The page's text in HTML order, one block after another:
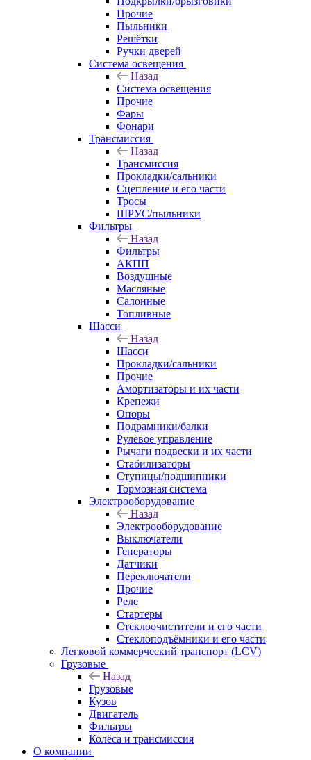
Прочие
Пыльники
Решётки
Ручки дверей
Система освещения
Назад
Система освещения
Прочие
Фары
Фонари
Трансмиссия
Назад
Трансмиссия
Прокладки/сальники
Сцепление и его части
Тросы
ШРУС/пыльники
Фильтры
Назад
Фильтры
АКПП
Воздушные
Масляные
Салонные
Топливные
Шасси
Назад
Шасси
Прокладки/сальники
Прочие
Амортизаторы и их части
Крепежи
Опоры
Подрамники/балки
Рулевое управление
Рычаги подвески и их части
Стабилизаторы
Ступицы/подшипники
Тормозная система
Электрооборудование
Назад
Электрооборудование
Выключатели
Генераторы
Датчики
Переключатели
Прочие
Реле
Стартеры
Стеклоочистители и его части
Стеклоподъёмники и его части
Легковой коммерческий транспорт (LCV)
Грузовые
Назад
Грузовые
Кузов
Двигатель
Фильтры
Колёса и трансмиссия
О компании